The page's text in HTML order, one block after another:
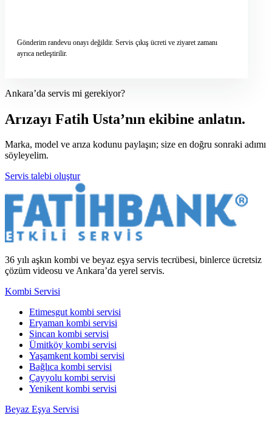
Gönderim randevu onayı değildir. Servis çıkış ücreti ve ziyaret zamanı
ayrıca netleştirilir.
Ankara’da servis mi gerekiyor?
Arızayı Fatih Usta’nın ekibine anlatın.
Marka, model ve arıza kodunu paylaşın; size en doğru sonraki adımı
söyleyelim.
Servis talebi oluştur
36 yılı aşkın kombi ve beyaz eşya servis tecrübesi, binlerce ücretsiz
çözüm videosu ve Ankara’da yerel servis.
Kombi Servisi
Etimesgut kombi servisi
Eryaman kombi servisi
Sincan kombi servisi
Ümitköy kombi servisi
Yaşamkent kombi servisi
Bağlıca kombi servisi
Çayyolu kombi servisi
Yenikent kombi servisi
Beyaz Eşya Servisi